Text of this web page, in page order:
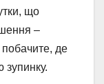
що
–
де
зупинку.